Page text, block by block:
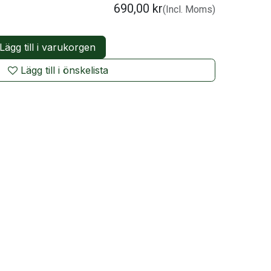
till i varukorgen
Lägg till i önskelista
690,00 kr(Incl. Moms)